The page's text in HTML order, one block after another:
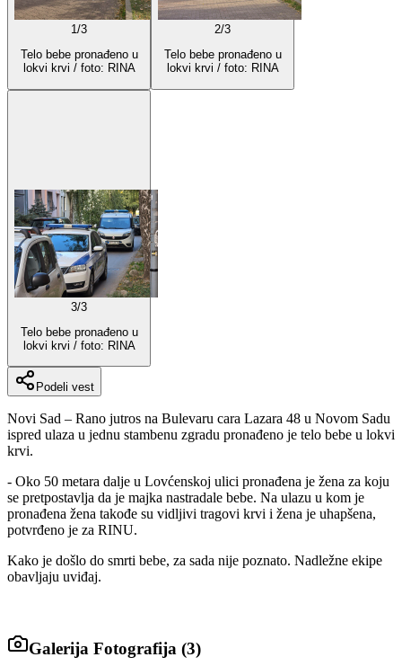
1 /3
Telo bebe pronađeno u
lokvi krvi / foto: RINA
2/3
Telo bebe pronađeno u
lokvi krvi / foto: RINA
3/3
Telo bebe pronađeno u
lokvi krvi / foto: RINA
Podeli vest
Novi Sad – Rano jutros na Bulevaru cara Lazara 48 u Novom Sadu
ispred ulaza u jednu stambenu zgradu pronađeno je telo bebe u lokvi
krvi.
- Oko 50 metara dalje u Lovćenskoj ulici pronađena je žena za koju
se pretpostavlja da je majka nastradale bebe. Na ulazu u kom je
pronađena žena takođe su vidljivi tragovi krvi i žena je uhapšena,
potvrđeno je za RINU.
Kako je došlo do smrti bebe, za sada nije poznato. Nadležne ekipe
obavljaju uviđaj.
Galerija Fotografija (3)